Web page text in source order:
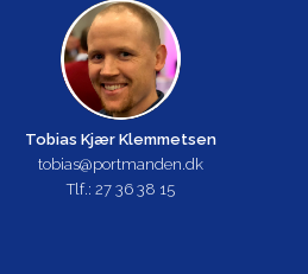
Tobias Kjær Klemmetsen
tobias@portmanden.dk
Tlf.: 27 36 38 15